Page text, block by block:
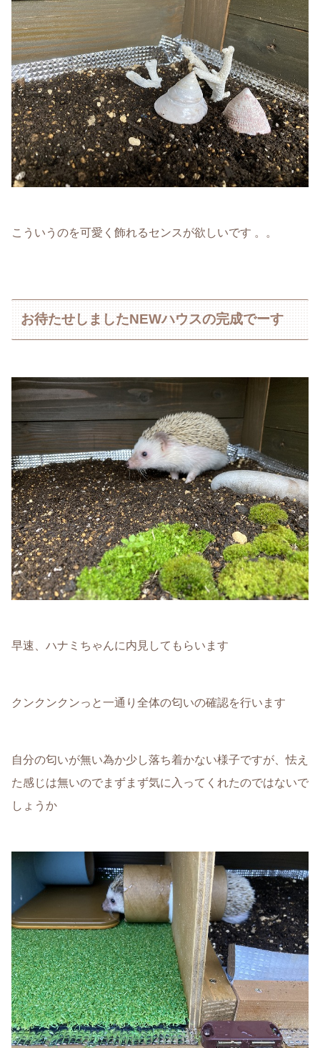
こういうのを可愛く飾れるセンスが欲しいです 。。
お待たせしましたNEWハウスの完成でーす
早速、ハナミちゃんに内見してもらいます
クンクンクンっと一通り全体の匂いの確認を行います
自分の匂いが無い為か少し落ち着かない様子ですが、怯え
た感じは無いのでまずまず気に入ってくれたのではないで
しょうか